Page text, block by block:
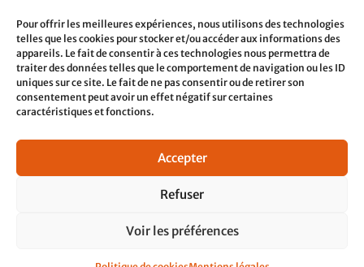
Pour offrir les meilleures expériences, nous utilisons des technologies
telles que les cookies pour stocker et/ou accéder aux informations des
appareils. Le fait de consentir à ces technologies nous permettra de
traiter des données telles que le comportement de navigation ou les ID
uniques sur ce site. Le fait de ne pas consentir ou de retirer son
consentement peut avoir un effet négatif sur certaines
caractéristiques et fonctions.
Accepter
Refuser
Voir les préférences
Nous joindre
5, rue Pleyel
93200 SAINT-DENIS
contact@cfdtcheminots.org